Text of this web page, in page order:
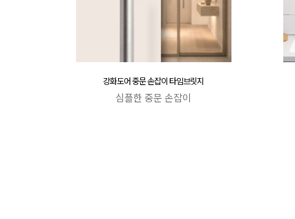
강화도어 중문 손잡이 타임브릿지
심플한 중문 손잡이